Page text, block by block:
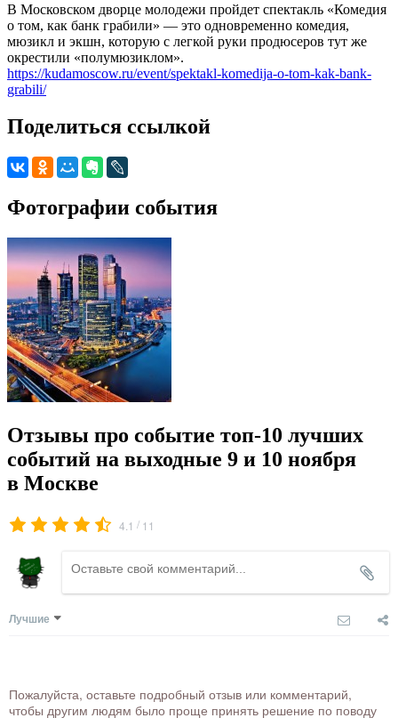
В Московском дворце молодежи пройдет спектакль «Комедия
о том, как банк грабили» — это одновременно комедия,
мюзикл и экшн, которую с легкой руки продюсеров тут же
окрестили «полумюзиклом».
https://kudamoscow.ru/event/spektakl-komedija-o-tom-kak-bank-
grabili/
Поделиться ссылкой
Фотографии события
Отзывы про событие топ-10 лучших
событий на выходные 9 и 10 ноября
в Москве
4.1 / 11
Лучшие
Пожалуйста, оставьте подробный отзыв или комментарий,
чтобы другим людям было проще принять решение по поводу